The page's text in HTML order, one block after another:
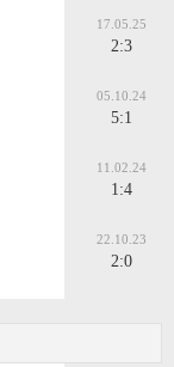
17.05.25
2:3
05.10.24
5:1
11.02.24
1:4
22.10.23
2:0